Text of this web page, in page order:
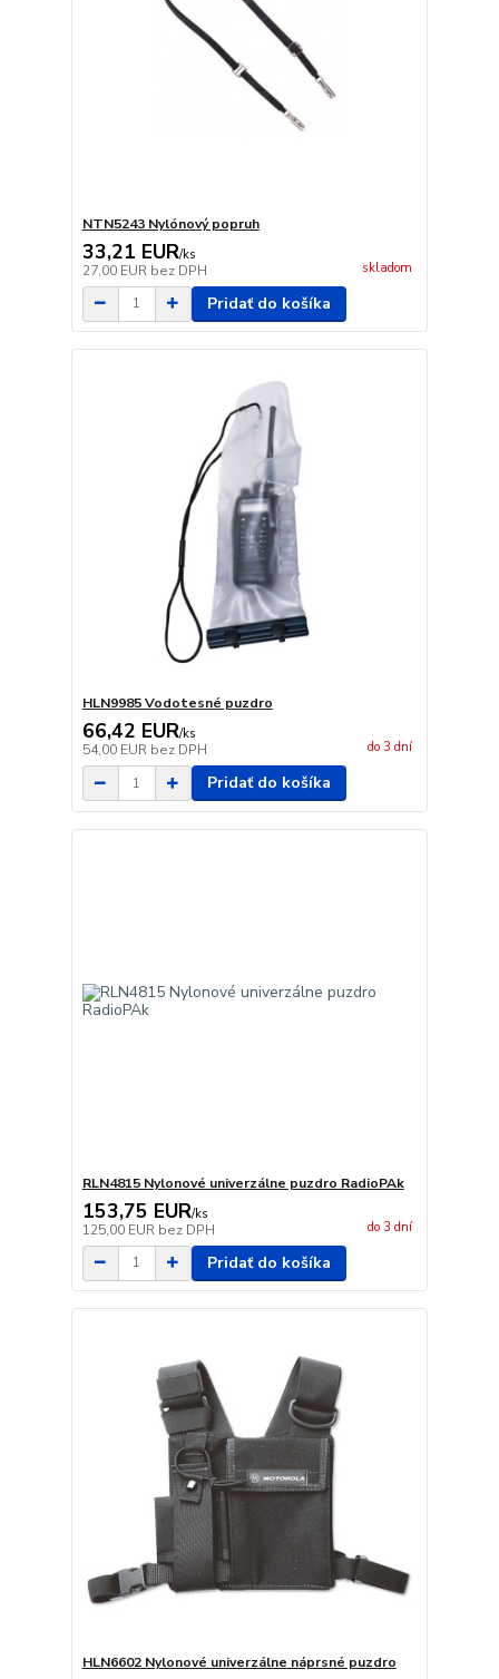
NTN5243 Nylónový popruh
33,21 EUR/ks
27,00 EUR bez DPH skladom
Pridať do košíka
HLN9985 Vodotesné puzdro
66,42 EUR/ks
54,00 EUR bez DPH do 3 dní
Pridať do košíka
RLN4815 Nylonové univerzálne puzdro RadioPAk
153,75 EUR/ks
125,00 EUR bez DPH do 3 dní
Pridať do košíka
HLN6602 Nylonové univerzálne náprsné puzdro